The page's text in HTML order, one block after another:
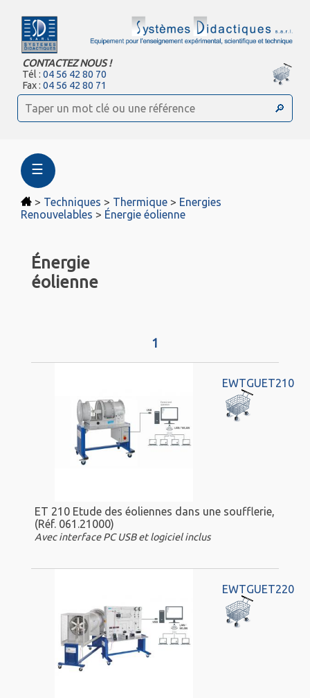
CONTACTEZ NOUS !
Tél :04 56 42 80 70
Fax :04 56 42 80 71
☰
> Techniques > Thermique > Energies
Renouvelables > Énergie éolienne
Énergie
éolienne
1
EWTGUET210
ET 210 Etude des éoliennes dans une soufflerie,
(Réf. 061.21000)
Avec interface PC USB et logiciel inclus
EWTGUET220